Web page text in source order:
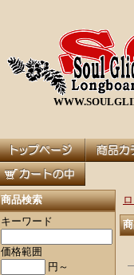
商品検索
キーワード
価格範囲
円～